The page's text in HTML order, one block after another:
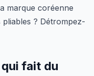
marque coréenne
? Détrompez-
fait du